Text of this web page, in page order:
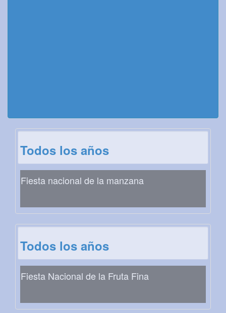
Todos los años
Fiesta nacional de la manzana
Todos los años
Fiesta Nacional de la Fruta Fina